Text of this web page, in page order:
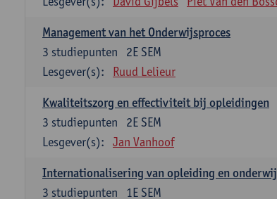
Management van het Onderwijsproces
2E SEM
3 studiepunten
Lesgever(s):
Ruud Lelieur
Kwaliteitszorg en effectiviteit bij opleidingen
2E SEM
3 studiepunten
Lesgever(s):
Jan Vanhoof
Internationalisering van opleiding en
1E SEM
3 studiepunten